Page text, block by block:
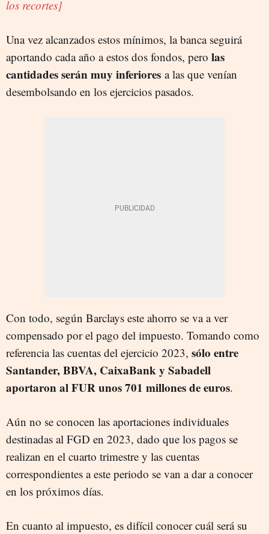
los recortes]
Una vez alcanzados estos mínimos, la banca seguirá
aportando cada año a estos dos fondos, pero las
cantidades serán muy inferiores a las que venían
desembolsando en los ejercicios pasados.
Con todo, según Barclays este ahorro se va a ver
compensado por el pago del impuesto. Tomando como
referencia las cuentas del ejercicio 2023, sólo entre
Santander, BBVA, CaixaBank y Sabadell
aportaron al FUR unos 701 millones de euros.
Aún no se conocen las aportaciones individuales
destinadas al FGD en 2023, dado que los pagos se
realizan en el cuarto trimestre y las cuentas
correspondientes a este periodo se van a dar a conocer
en los próximos días.
En cuanto al impuesto, es difícil conocer cuál será su